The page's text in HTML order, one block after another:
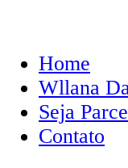
Home
Wllana
Seja
Contato